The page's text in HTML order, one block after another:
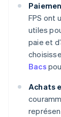
FPS ont
utiles
paie et
Bacs
Achats